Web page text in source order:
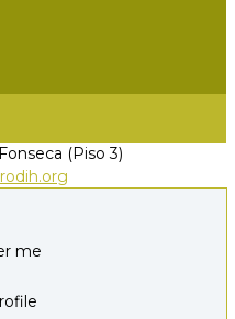
(Piso 3)
me